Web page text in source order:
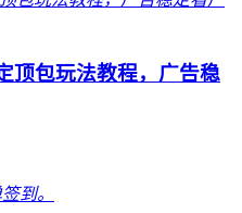
顶包玩法教程，广告稳